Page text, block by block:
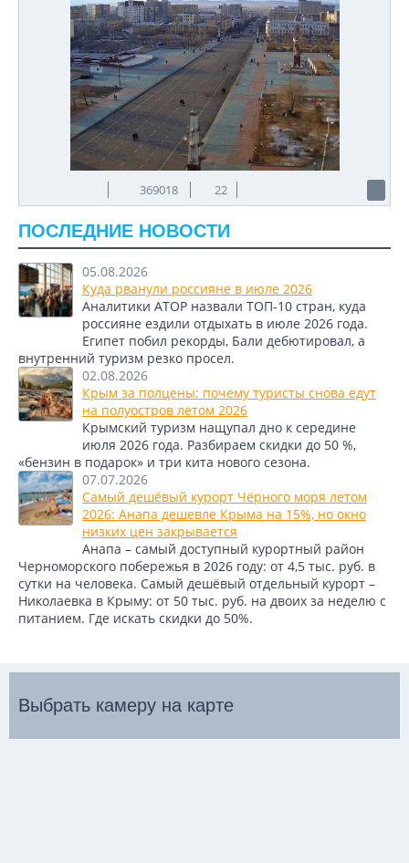
369018 22
ПОСЛЕДНИЕ НОВОСТИ
05.08.2026
Куда рванули россияне в июле 2026
Аналитики АТОР назвали ТОП-10 стран, куда
россияне ездили отдыхать в июле 2026 года.
Египет побил рекорды, Бали дебютировал, а
внутренний туризм резко просел.
02.08.2026
Крым за полцены: почему туристы снова едут
на полуостров летом 2026
Крымский туризм нащупал дно к середине
июля 2026 года. Разбираем скидки до 50 %,
«бензин в подарок» и три кита нового сезона.
07.07.2026
Самый дешёвый курорт Чёрного моря летом
2026: Анапа дешевле Крыма на 15%, но окно
низких цен закрывается
Анапа – самый доступный курортный район
Черноморского побережья в 2026 году: от 4,5 тыс. руб. в
сутки на человека. Самый дешёвый отдельный курорт –
Николаевка в Крыму: от 50 тыс. руб. на двоих за неделю с
питанием. Где искать скидки до 50%.
Выбрать камеру на карте